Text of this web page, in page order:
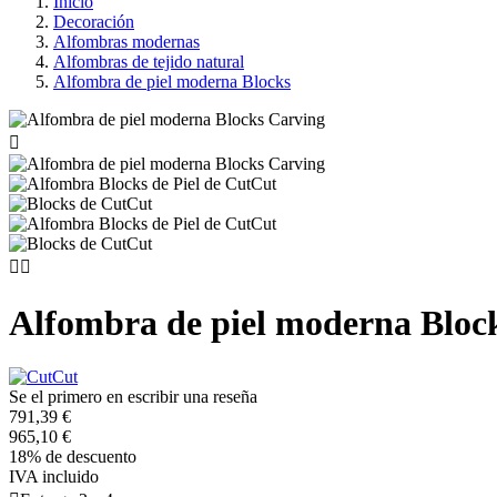
Decoración
Alfombras modernas
Alfombras de tejido natural
Alfombra de piel moderna Blocks

 
Alfombra de piel moderna
Se el primero en escribir una reseña
791,39 €
965,10 €
18% de descuento
IVA incluido